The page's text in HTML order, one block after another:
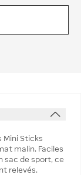
Mini Sticks
malin. Faciles
sac de sport, ce
relevés.